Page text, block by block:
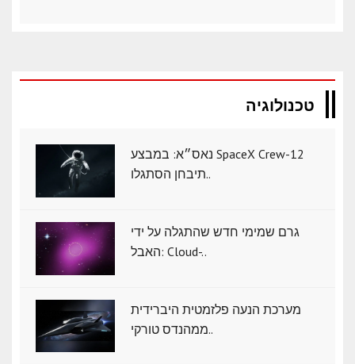
טכנולוגיה
נאס״א: במבצע SpaceX Crew-12
תיבחן הסתגלו..
גרם שמימי חדש שהתגלה על ידי
האבל: Cloud-..
מערכת הנעה פלזמטית היברידית
ממהנדס טורקי..